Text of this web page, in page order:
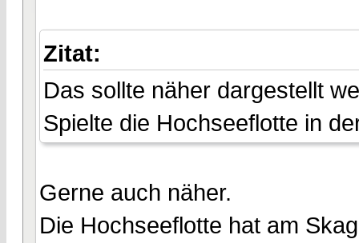
Zitat:
Das sollte näher dargestellt
Spielte die Hochseeflotte in
Gerne auch näher.
Die Hochseeflotte hat am